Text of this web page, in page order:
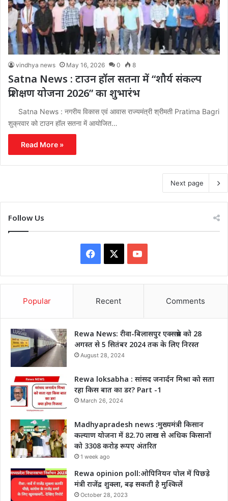
vindhya news May 16, 2026 0 8
Satna News : टाउन हॉल सतना में “शौर्य संकल्प
प्रशिक्षण योजना 2026” का शुभारंभ
Satna News : नगरीय विकास एवं आवास राज्यमंत्री श्रीमती Pratima Bagri
शुक्रवार को टाउन हॉल सतना में आयोजित…
Read More »
Next page
Follow Us
Facebook YouTube
Popular Recent Comments
Rewa News: रीवा-बिलासपुर एक्सप्रेस को 28
अगस्त से 5 सितंबर 2024 तक के लिए निरस्त
August 28, 2024
Rewa loksabha : सांसद जनार्दन मिश्रा को सता
रहा किस बात का डर? Part -1
March 26, 2024
Madhyapradesh news :मुख्यमंत्री किसान
कल्याण योजना में 82.70 लाख से अधिक किसानों
को 3308 करोड़ रूपए अंतरित
1 week ago
Rewa opinion poll:ओपिनियन पोल में पिछड़े
मंत्री राजेंद्र शुक्ला, बढ़ सकती है मुश्किलें
October 28, 2023